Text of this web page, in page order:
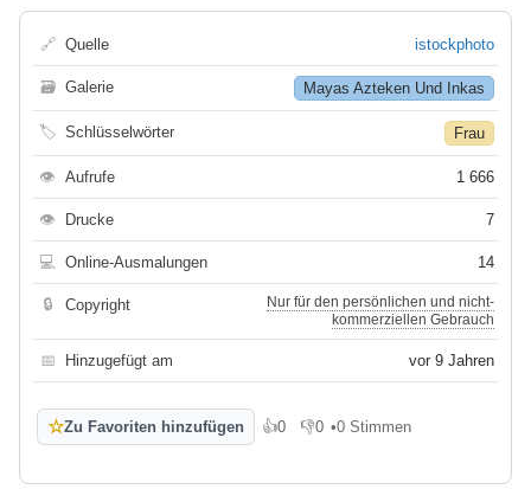
🔗 Quelle istockphoto
🗃 Galerie Mayas Azteken Und Inkas
🏷 Schlüsselwörter Frau
👁 Aufrufe 1 666
👁 Drucke 7
💻 Online-Ausmalungen 14
🔒 Copyright
Nur für den persönlichen und nicht-
kommerziellen Gebrauch
📅 Hinzugefügt am vor 9 Jahren
☆Zu Favoriten hinzufügen 👍0
Gefällt mir
👎0
Gefällt mir nicht
•0 Stimmen